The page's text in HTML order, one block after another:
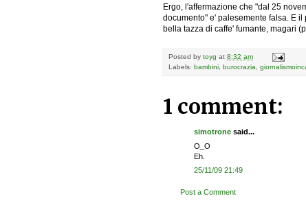
Ergo, l'affermazione che "dal 25
documento" e' palesemente falsa. E
bella tazza di caffe' fumante, magari
Posted by toyg at 8:32 am
Labels: bambini burocrazia
1 comment:
simotrone said...
O_O
Eh.
25/11/09 21:49
Post a Comment